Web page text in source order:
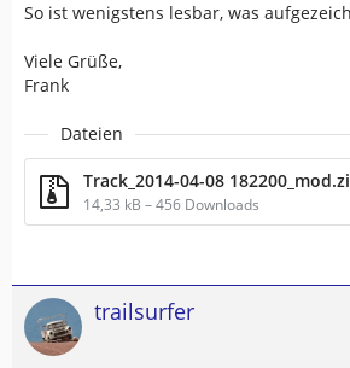
So ist wenigstens lesbar, was
Viele Grüße,
Frank
Dateien
Track_2014-04-08
14,33 kB – 456 Downloads
trailsurfer